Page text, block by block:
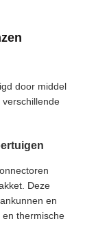
door middel
Deze
en
thermische